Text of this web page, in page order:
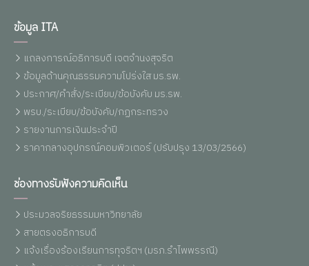
ข้อมูล ITA
แถลงการณ์อธิการบดี เจตจำนงสุจริต
ข้อมูลด้านคุณธรรมความโปร่งใส มร.รพ.
ประกาศ/คำสั่ง/ระเบียบ/ข้อบังคับ มร.รพ.
พรบ./ระเบียบ/ข้อบังคับ/กฏกระทรวง
รายงานการเงินประจำปี
ราคากลางอุปกรณ์คอมพิวเตอร์ (ปรับปรุง 13/03/2566)
ช่องทางรับฟังความคิดเห็น
ประมวลจริยธรรมมหาวิทยาลัย
สายตรงอธิการบดี
แจ้งเรื่องร้องเรียนการทุจริตฯ (มรภ.รำไพพรรณี)